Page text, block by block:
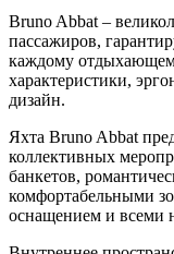
Bruno Abbat –
пассажиров,
каждому
характеристики,
дизайн.
Яхта Bruno Abbat
коллективных
банкетов,
комфортабельными
оснащением и всеми